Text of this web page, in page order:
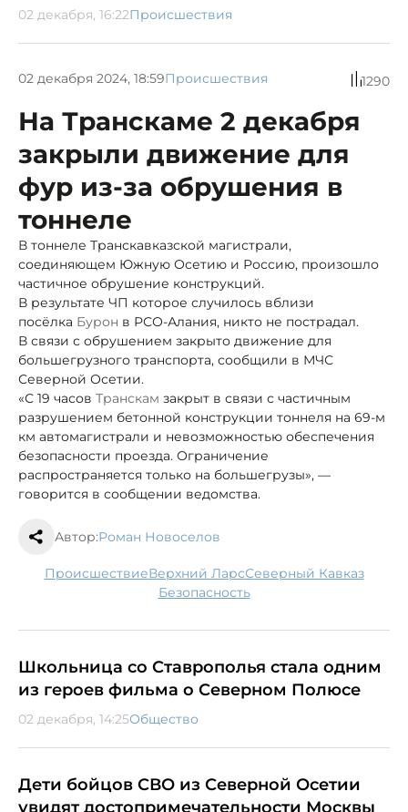
02 декабря, 16:22Происшествия
02 декабря 2024, 18:59Происшествия 1290
На Транскаме 2 декабря
закрыли движение для
фур из-за обрушения в
тоннеле
В тоннеле Транскавказской магистрали,
соединяющем Южную Осетию и Россию, произошло
частичное обрушение конструкций.
В результате ЧП которое случилось вблизи
посёлка Бурон в РСО-Алания, никто не пострадал.
В связи с обрушением закрыто движение для
большегрузного транспорта, сообщили в МЧС
Северной Осетии.
«С 19 часов Транскам закрыт в связи с частичным
разрушением бетонной конструкции тоннеля на 69-м
км автомагистрали и невозможностью обеспечения
безопасности проезда. Ограничение
распространяется только на большегрузы», —
говорится в сообщении ведомства.
Автор:Роман Новоселов
происшествие Верхний Ларс Северный Кавказ
безопасность
Школьница со Ставрополья стала одним
из героев фильма о Северном Полюсе
02 декабря, 14:25Общество
Дети бойцов СВО из Северной Осетии
увидят достопримечательности Москвы